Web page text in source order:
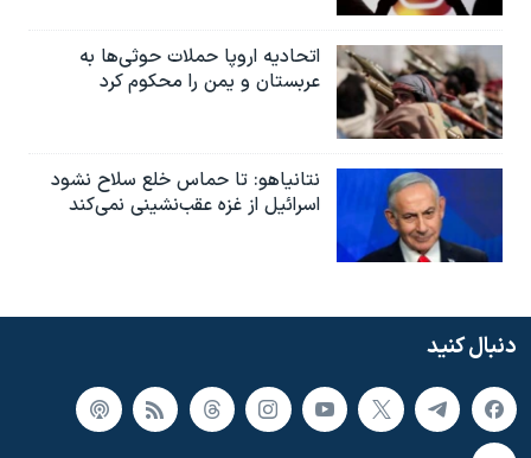
اتحادیه اروپا حملات حوثی‌ها به
عربستان و یمن را محکوم کرد
نتانیاهو: تا حماس خلع سلاح نشود
اسرائیل از غزه عقب‌نشینی نمی‌کند
دنبال کنید